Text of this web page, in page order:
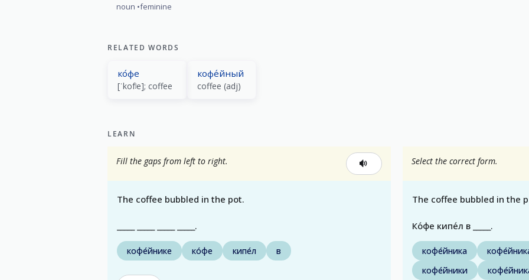
noun feminine
RELATED WORDS
ко́фе
[ˈkofʲe]; coffee
кофе́йный
coffee (adj)
LEARN
Fill the gaps from left to right.
The coffee bubbled in the pot.
_____ _____ _____ _____.
кофе́йнике ко́фе кипе́л в
Select the correct form.
The coffee bubbled in the
Ко́фе кипе́л в _____.
кофе́йника
кофе́йники